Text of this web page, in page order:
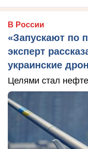
В России
«Запускают по
эксперт
украинские
Целями стал